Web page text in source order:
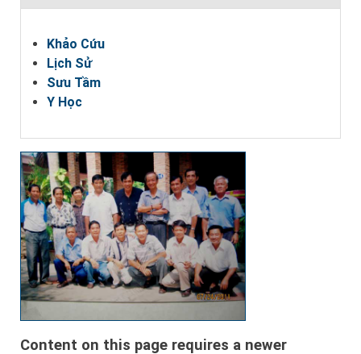
Khảo Cứu
Lịch Sử
Sưu Tầm
Y Học
Content on this page requires a newer